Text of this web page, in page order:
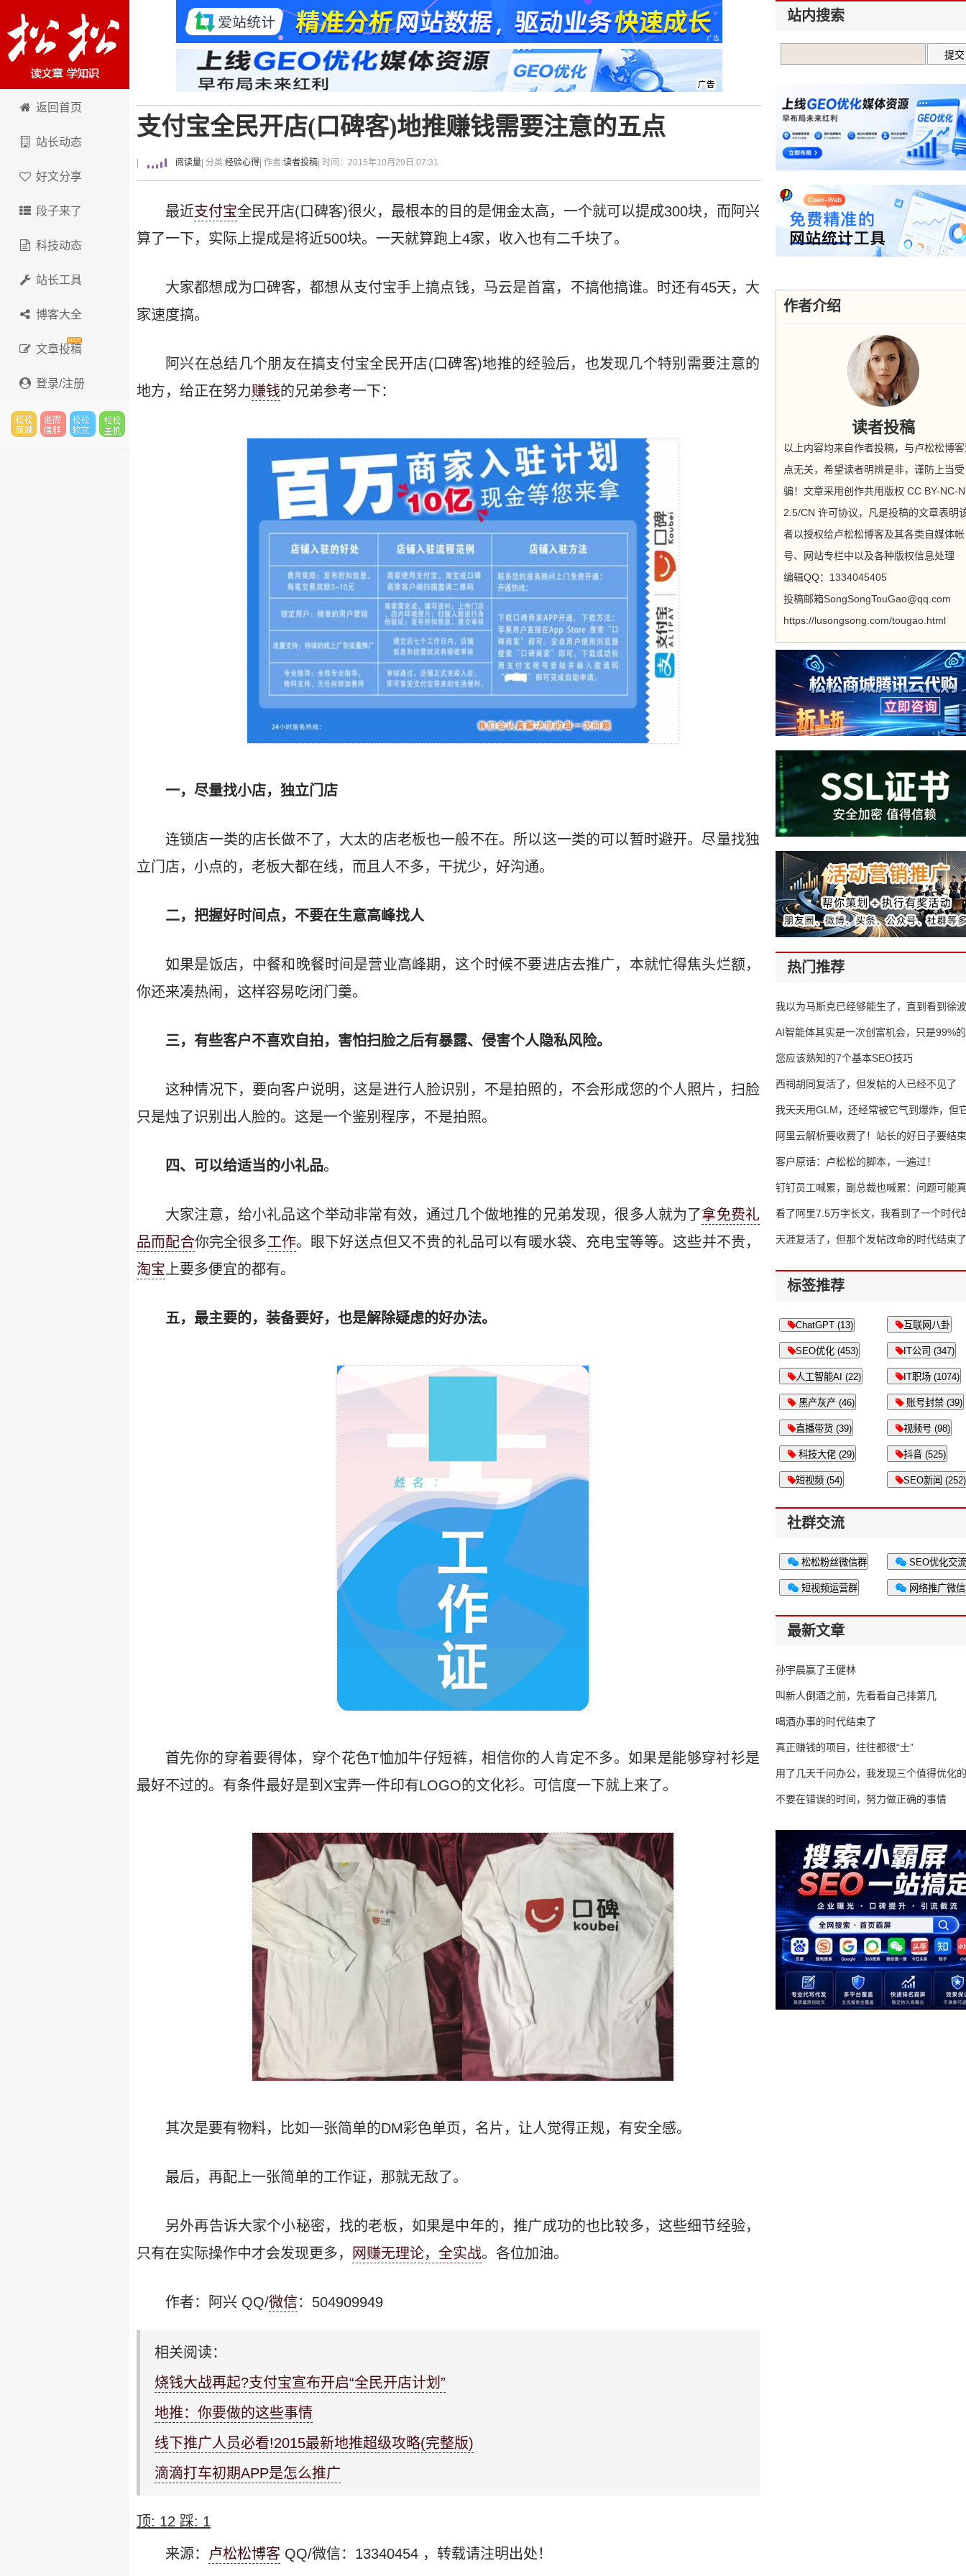
卢松松博客
返回首页
站长动态
好文分享
段子来了
科技动态
站长工具
博客大全
文章投稿
登录/注册
支付宝全民开店(口碑客)地推赚钱需要注意的五点
阅读量 | 分类:经验心得 | 作者:读者投稿 | 时间：2015年10月29日 07:31
最近支付宝全民开店(口碑客)很火，最根本的目的是佣金太高，一个就可以提成300块，而阿兴
算了一下，实际上提成是将近500块。一天就算跑上4家，收入也有二千块了。
大家都想成为口碑客，都想从支付宝手上搞点钱，马云是首富，不搞他搞谁。时还有45天，大
家速度搞。
阿兴在总结几个朋友在搞支付宝全民开店(口碑客)地推的经验后，也发现几个特别需要注意的
地方，给正在努力赚钱的兄弟参考一下：
一，尽量找小店，独立门店
连锁店一类的店长做不了，大太的店老板也一般不在。所以这一类的可以暂时避开。尽量找独
立门店，小点的，老板大都在线，而且人不多，干扰少，好沟通。
二，把握好时间点，不要在生意高峰找人
如果是饭店，中餐和晚餐时间是营业高峰期，这个时候不要进店去推广，本就忙得焦头烂额，
你还来凑热闹，这样容易吃闭门羹。
三，有些客户不喜欢自拍，害怕扫脸之后有暴露、侵害个人隐私风险。
这种情况下，要向客户说明，这是进行人脸识别，不是拍照的，不会形成您的个人照片，扫脸
只是烛了识别出人脸的。这是一个鉴别程序，不是拍照。
四、可以给适当的小礼品。
大家注意，给小礼品这个举动非常有效，通过几个做地推的兄弟发现，很多人就为了拿免费礼
品而配合你完全很多工作。眼下好送点但又不贵的礼品可以有暖水袋、充电宝等等。这些并不贵，
淘宝 上要多便宜的都有。
五，最主要的，装备要好，也是解除疑虑的好办法。
首先你的穿着要得体，穿个花色T恤加牛仔短裤，相信你的人肯定不多。如果是能够穿衬衫是
最好不过的。有条件最好是到X宝弄一件印有LOGO的文化衫。可信度一下就上来了。
其次是要有物料，比如一张简单的DM彩色单页，名片，让人觉得正规，有安全感。
最后，再配上一张简单的工作证，那就无敌了。
另外再告诉大家个小秘密，找的老板，如果是中年的，推广成功的也比较多，这些细节经验，
只有在实际操作中才会发现更多，
网赚无理论，全实战。各位加油。
作者：阿兴 QQ/微信：504909949
相关阅读：
烧钱大战再起?支付宝宣布开启“全民开店计划”
地推：你要做的这些事情
线下推广人员必看!2015最新地推超级攻略(完整版)
滴滴打车初期APP是怎么推广
顶: 12 踩: 1
来源： 卢松松博客 QQ/微信：13340454 ，转载请注明出处！
站内搜索
作者介绍
读者投稿
以上内容均来自作者投稿，与卢松松博
点无关，希望读者明辨是非，谨防上当受
骗！文章采用创作共用版权 CC BY-NC-
2.5/CN 许可协议，凡是投稿的文章表明
者以授权给卢松松博客及其各类自媒体帐
号、网站专栏中以及各种版权信息处理
编辑QQ：1334045405
投稿邮箱SongSongTouGao@qq.com
https://lusongsong.com/tougao.html
热门推荐
我以为马斯克已经够能生了，直到看到
AI智能体其实是一次创富机会，只是99%
错过了
您应该熟知的7个基本SEO技巧
西祠胡同复活了，但发帖的人已经不见了
我天天用GLM，还经常被它气到爆炸，但
16万亿
阿里云解析要收费了！站长的好日子要结
客户原话：卢松松的脚本，一遍过！
钉钉员工喊累，副总裁也喊累：问题可能
了
看了阿里7.5万字长文，我看到了一个时代
天涯复活了，但那个发帖改命的时代结束了
标签推荐
ChatGPT (13) 互联网八卦
SEO优化 (453) IT公司 (347)
人工智能AI (22) IT职场 (1074)
黑产灰产 (46) 账号封禁 (39)
直播带货 (39) 视频号 (98)
科技大佬 (29) 抖音 (525)
短视频 (54) SEO新闻 (252)
社群交流
松松粉丝微信群 SEO优化交
短视频运营群 网络推广微
最新文章
孙宇晨赢了王健林
叫新人倒酒之前，先看看自己排第几
喝酒办事的时代结束了
真正赚钱的项目，往往都很“土”
用了几天千问办公，我发现三个值得优化
不要在错误的时间，努力做正确的事情